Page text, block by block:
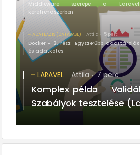
Middleware szerepe a Laravel
keretrendszerben
ADATBÁZIS (DATABASE) Attila 5 perc
Docker - 3. rész: Egyszerűbb adattárolás
és adatkötés
LARAVEL Attila 7 perc
Komplex példa -
Szabályok tesztelése